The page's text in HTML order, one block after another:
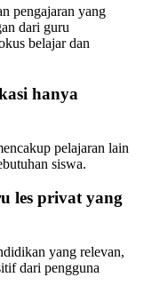
pengajaran yang
dari guru
belajar dan
hanya
pelajaran lain
siswa.
les privat yang
yang relevan,
dari pengguna